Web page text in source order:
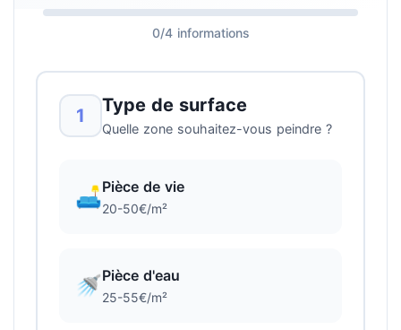
0/4 informations
1 Type de surface
Quelle zone souhaitez-vous peindre ?
🛋️Pièce de vie
20-50€/m²
🚿Pièce d'eau
25-55€/m²